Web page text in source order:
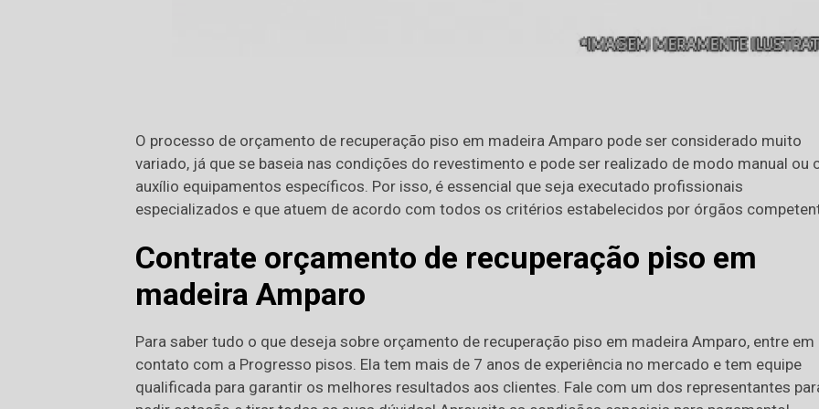
O processo de orçamento de recuperação piso em madeira Amparo pode ser considerado muito
variado, já que se baseia nas condições do revestimento e pode ser realizado de modo manual ou
auxílio equipamentos específicos. Por isso, é essencial que seja executado profissionais
especializados e que atuem de acordo com todos os critérios estabelecidos por órgãos
Contrate orçamento de recuperação piso em
madeira Amparo
Para saber tudo o que deseja sobre orçamento de recuperação piso em madeira Amparo, entre em
contato com a Progresso pisos. Ela tem mais de 7 anos de experiência no mercado e tem equipe
qualificada para garantir os melhores resultados aos clientes. Fale com um dos representantes